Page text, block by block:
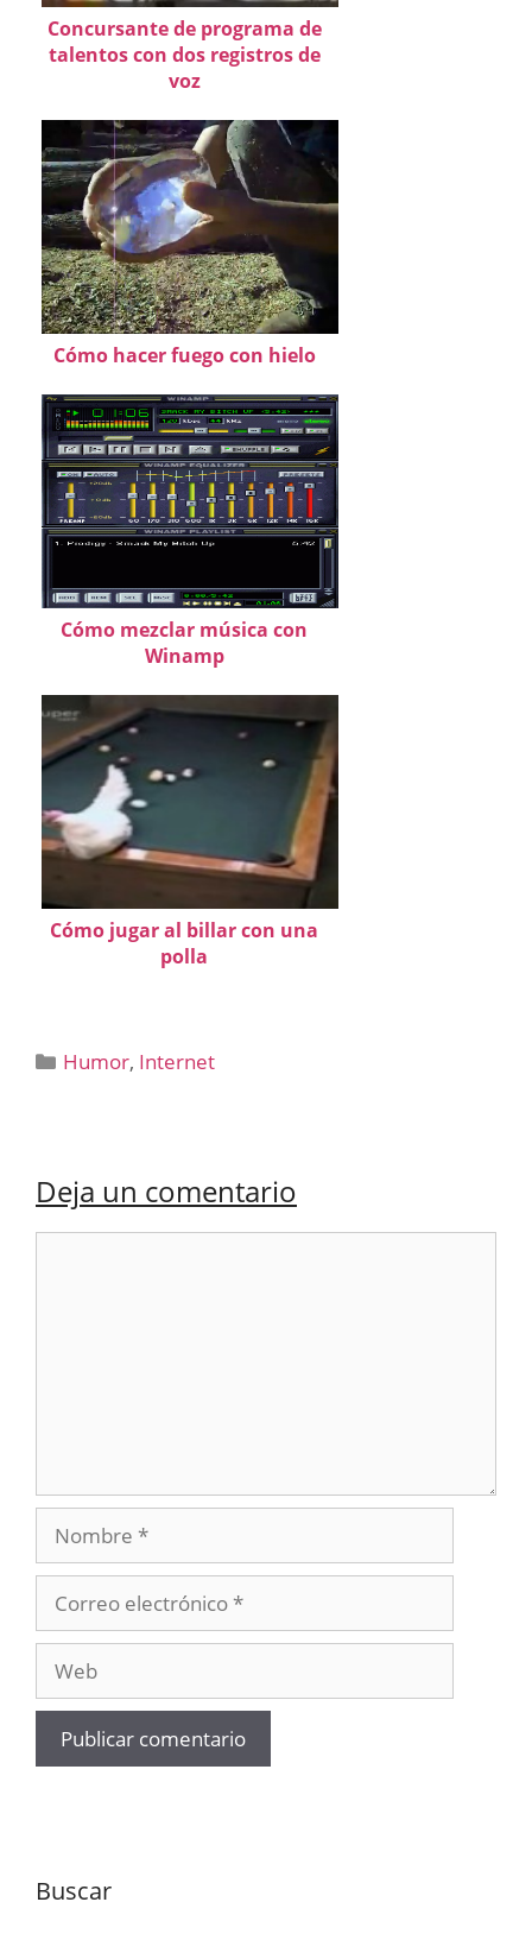
Concursante de programa de
talentos con dos registros de
voz
Cómo hacer fuego con hielo
Cómo mezclar música con
Winamp
Cómo jugar al billar con una
polla
Categorías
Humor, Internet
Deja un comentario
Nombre
electrónico
Buscar